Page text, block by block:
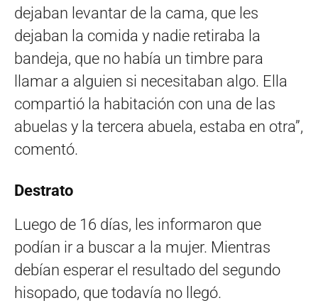
dejaban levantar de la cama, que les
dejaban la comida y nadie retiraba la
bandeja, que no había un timbre para
llamar a alguien si necesitaban algo. Ella
compartió la habitación con una de las
abuelas y la tercera abuela, estaba en otra”,
comentó.
Destrato
Luego de 16 días, les informaron que
podían ir a buscar a la mujer. Mientras
debían esperar el resultado del segundo
hisopado, que todavía no llegó.